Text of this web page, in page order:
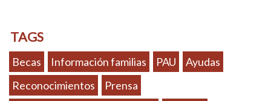
TAGS
Becas Información familias PAU
Ayudas
Reconocimientos
Prensa